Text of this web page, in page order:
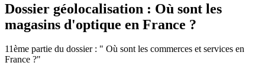
Dossier géolocalisation : Où sont les
magasins d'optique en France ?
11ème partie du dossier : " Où sont les commerces et services en
France ?"